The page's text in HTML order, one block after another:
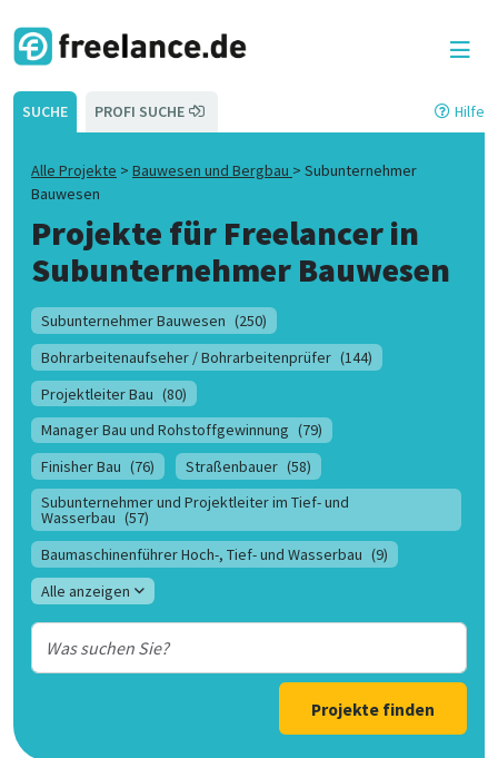
SUCHE PROFI SUCHE Hilfe
Alle Projekte > Bauwesen und Bergbau > Subunternehmer
Bauwesen
Projekte für Freelancer in
Subunternehmer Bauwesen
Subunternehmer Bauwesen (250)
Bohrarbeitenaufseher / Bohrarbeitenprüfer (144)
Projektleiter Bau (80)
Manager Bau und Rohstoffgewinnung (79)
Finisher Bau (76) Straßenbauer (58)
Subunternehmer und Projektleiter im Tief- und
Wasserbau (57)
Baumaschinenführer Hoch-, Tief- und Wasserbau (9)
Alle anzeigen
Projekte finden